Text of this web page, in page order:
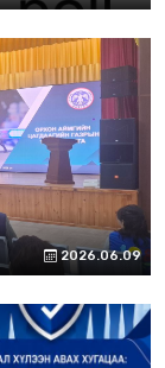
2026.06.09